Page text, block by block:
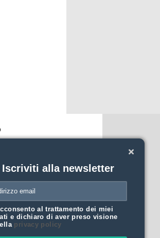
Iscriviti alla newsletter
al trattamento dei miei
e dichiaro di aver preso visione
privacy policy